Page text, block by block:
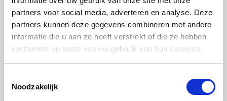
partners voor social media, adverteren en analyse. Deze
partners kunnen deze gegevens combineren met andere
informatie die u aan ze heeft verstrekt of die ze hebben
verzameld op basis van uw gebruik van hun services.
Noodzakelijk